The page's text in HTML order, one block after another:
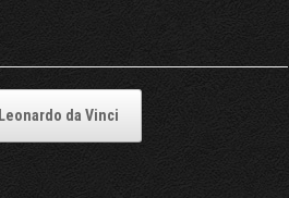
Leonardo da Vinci